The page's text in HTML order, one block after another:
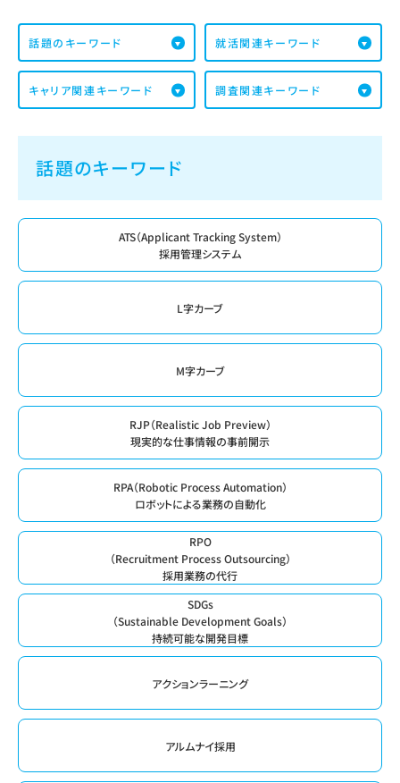
話題のキーワード 就活関連キーワード
キャリア関連キーワード 調査関連キーワード
話題のキーワード
ATS（Applicant Tracking System）
採用管理システム
L字カーブ
M字カーブ
RJP（Realistic Job Preview）
現実的な仕事情報の事前開示
RPA（Robotic Process Automation）
ロボットによる業務の自動化
RPO
（Recruitment Process Outsourcing）
採用業務の代行
SDGs
（Sustainable Development Goals）
持続可能な開発目標
アクションラーニング
アルムナイ採用